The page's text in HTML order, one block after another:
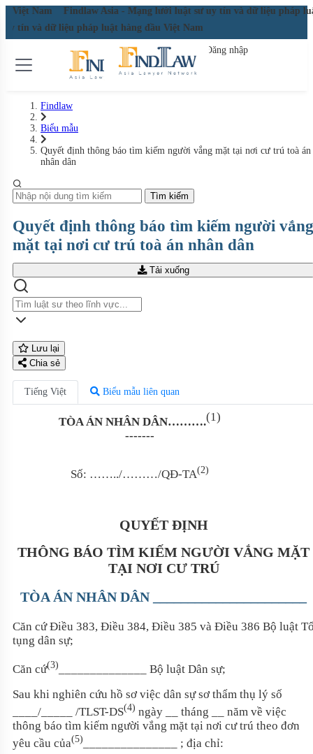
Việt Nam
Findlaw Asia - Mạng lưới luật sư uy tín và dữ liệu pháp
tín và dữ liệu pháp luật hàng đầu Việt Nam
Đăng nhập
Findlaw
Biểu mẫu
Quyết định thông báo tìm kiếm người vắng mặt tại nơi cư trú toà án
nhân dân
Tìm kiếm
Quyết định thông báo tìm kiếm người vắng
mặt tại nơi cư trú toà án nhân dân
Tải xuống
Lưu lại
Chia sẻ
Tiếng Việt Biểu mẫu liên quan
TÒA ÁN NHÂN DÂN……….(1)
-------
Số: ……../………/QĐ-TA(2)
QUYẾT ĐỊNH
THÔNG BÁO TÌM KIẾM NGƯỜI VẮNG MẶT
TẠI NƠI CƯ TRÚ
TÒA ÁN NHÂN DÂN ______________________
Căn cứ Điều 383, Điều 384, Điều 385 và Điều 386 Bộ luật
tụng dân sự;
Căn cứ(3) Bộ luật Dân sự;
Sau khi nghiên cứu hồ sơ việc dân sự sơ thẩm thụ lý số
____/_____ /TLST-DS(4) ngày __ tháng __ năm về việc
thông báo tìm kiếm người vắng mặt tại nơi cư trú theo đơn
yêu cầu của(5)
_______________ ; địa chỉ: